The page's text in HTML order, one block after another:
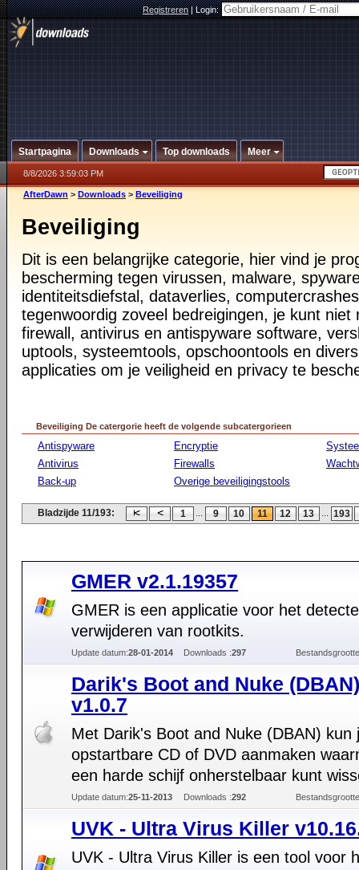
Registreren|Login:
Startpagina Downloads Top downloads Meer
8/8/2026 3:59:03 PM
AfterDawn > Downloads > Beveiliging
Beveiliging
Dit is een belangrijke categorie, hier vind je
bescherming tegen virussen, malware,
identiteitsdiefstal, dataverlies,
tegenwoordig zoveel bedreigingen, je kunt
firewall, antivirus en antispyware software,
uptools, systeemtools, opschoontools en
applicaties om je veiligheid en privacy te
Beveiliging De catergorie heeft de volgende subcatergorieen
Antispyware
Antivirus
Back-up
Encryptie
Firewalls
Overige beveiligingstools
Bladzijde 11/193: 1 ... 9 10 11 12 13 ... 193
GMER v2.1.19357
GMER is een applicatie voor het
verwijderen van rootkits.
Update datum:28-01-2014 Downloads :297
Darik's Boot and Nuke (DBAN)
v1.0.7
Met Darik's Boot and Nuke (DBAN) kun
opstartbare CD of DVD aanmaken
een harde schijf onherstelbaar kunt
Update datum:25-11-2013 Downloads :292
UVK - Ultra Virus Killer
UVK - Ultra Virus Killer is een tool voor